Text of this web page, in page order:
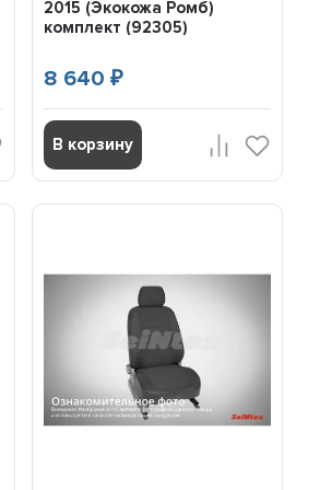
2015 (Экокожа Ромб)
комплект (92305)
8 640 ₽
В корзину